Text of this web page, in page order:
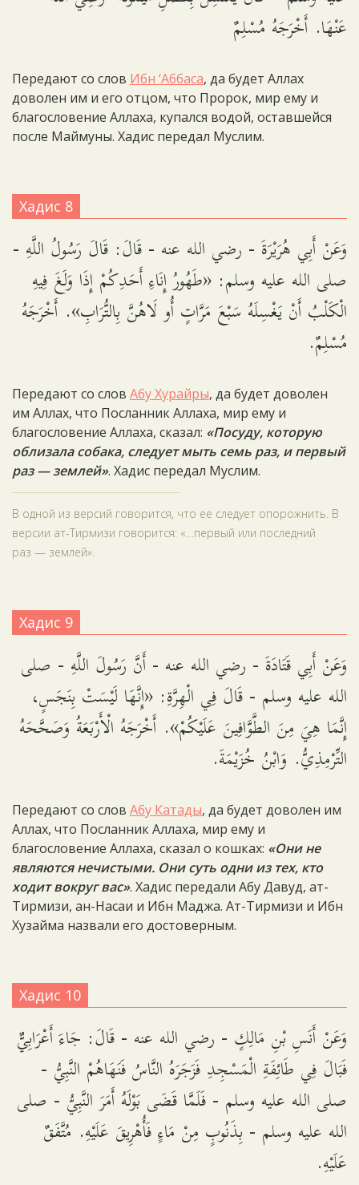
عَنْهَا. أَخْرَجَهُ مُسْلِمٌ
Передают со слов Ибн ‘Аббаса, да будет Аллах
доволен им и его отцом, что Пророк, мир ему и
благословение Аллаха, купался водой, оставшейся
после Маймуны. Хадис передал Муслим.
Хадис 8
وَعَنْ أَبِي هُرَيْرَةَ - رضي الله عنه - قَالَ: قَالَ رَسُولُ اللَّهِ -
صلى الله عليه وسلم: «طَهُورُ إِنَاءِ أَحَدِكُمْ إِذَا وَلَغَ فِيهِ
الْكَلْبُ أَنْ يَغْسِلَهُ سَبْعَ مَرَّاتٍ أُو لَاهُنَّ بِالتُّرَابِ». أَخْرَجَهُ
مُسْلِمٌ.
Передают со слов Абу Хурайры, да будет доволен
им Аллах, что Посланник Аллаха, мир ему и
благословение Аллаха, сказал: «Посуду, которую
облизала собака, следует мыть семь раз, и первый
раз — землей». Хадис передал Муслим.
В одной из версий говорится, что ее следует опорожнить. В
версии ат-Тирмизи говорится: «…первый или последний
раз — землей».
Хадис 9
وَعَنْ أَبِي قَتَادَةَ - رضي الله عنه - أَنَّ رَسُولَ اللَّهِ - صلى
الله عليه وسلم - قَالَ فِي الْهِرَّةِ: «إِنَّهَا لَيْسَتْ بِنَجَسٍ،
إِنَّمَا هِيَ مِنَ الطَّوَّافِينَ عَلَيْكُمْ». أَخْرَجَهُ الْأَرْبَعَةُ وَصَحَّحَهُ
التِّرْمِذِيُّ. وَابْنُ خُزَيْمَةَ.
Передают со слов Абу Катады, да будет доволен им
Аллах, что Посланник Аллаха, мир ему и
благословение Аллаха, сказал о кошках: «Они не
являются нечистыми. Они суть одни из тех, кто
ходит вокруг вас». Хадис передали Абу Давуд, ат-
Тирмизи, ан-Насаи и Ибн Маджа. Ат-Тирмизи и Ибн
Хузайма назвали его достоверным.
Хадис 10
وَعَنْ أَنَسِ بْنِ مَالِكٍ - رضي الله عنه - قَالَ: جَاءَ أَعْرَابِيٌّ
فَبَالَ فِي طَائِفَةِ الْمَسْجِدِ فَزَجَرَهُ النَّاسُ فَنَهَاهُمْ النَّبِيُّ -
صلى الله عليه وسلم - فَلَمَّا قَضَى بَوْلَهُ أَمَرَ النَّبِيُّ - صلى
الله عليه وسلم - بِذَنُوبٍ مِنْ مَاءٍ فَأُهْرِيقَ عَلَيْهِ. مُتَّفَقٌ
عَلَيْهِ.